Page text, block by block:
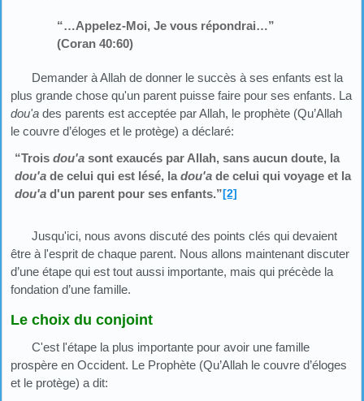
“…Appelez-Moi, Je vous répondrai…”
(Coran 40:60)
Demander à Allah de donner le succès à ses enfants est la
plus grande chose qu'un parent puisse faire pour ses enfants. La
dou'a des parents est acceptée par Allah, le prophète (Qu’Allah
le couvre d’éloges et le protège) a déclaré:
“Trois dou'a sont exaucés par Allah, sans aucun doute, la
dou'a de celui qui est lésé, la dou'a de celui qui voyage et la
dou'a d'un parent pour ses enfants.”[2]
Jusqu'ici, nous avons discuté des points clés qui devaient
être à l'esprit de chaque parent. Nous allons maintenant discuter
d’une étape qui est tout aussi importante, mais qui précède la
fondation d’une famille.
Le choix du conjoint
C'est l'étape la plus importante pour avoir une famille
prospère en Occident. Le Prophète (Qu’Allah le couvre d’éloges
et le protège) a dit: